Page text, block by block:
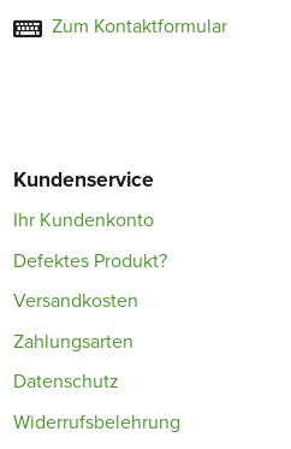
Zum Kontaktformular
Kundenservice
Ihr Kundenkonto
Defektes Produkt?
Versandkosten
Zahlungsarten
Datenschutz
Widerrufsbelehrung